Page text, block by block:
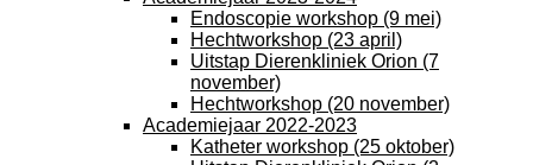
Endoscopie workshop (9 mei)
Hechtworkshop (23 april)
Uitstap Dierenkliniek Orion (7
november)
Hechtworkshop (20 november)
Academiejaar 2022-2023
Katheter workshop (25 oktober)